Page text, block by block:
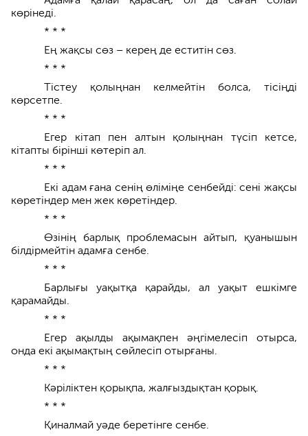
көрінеді.
* * *
Ең жақсы сөз – керең де еститін сөз.
* * *
Тістеу қолыңнан келмейтін болса, тісіңді
көрсетпе.
* * *
Егер кітап пен алтын қолыңнан түсіп кетсе,
кітапты бірінші көтеріп ал.
* * *
Екі адам ғана сенің өліміңе сенбейді: сені жақсы
көретіндер мен жек көретіндер.
* * *
Өзінің барлық проблемасын айтып, қуанышын
білдірмейтін адамға сенбе.
* * *
Барлығы уақытқа қарайды, ал уақыт ешкімге
қарамайды.
* * *
Егер ақылды ақымақпен әңгімелесіп отырса,
онда екі ақымақтың сөйлесіп отырғаны.
* * *
Кәріліктен қорықпа, жалғыздықтан қорық.
* * *
Қиналмай уәде беретінге сенбе.